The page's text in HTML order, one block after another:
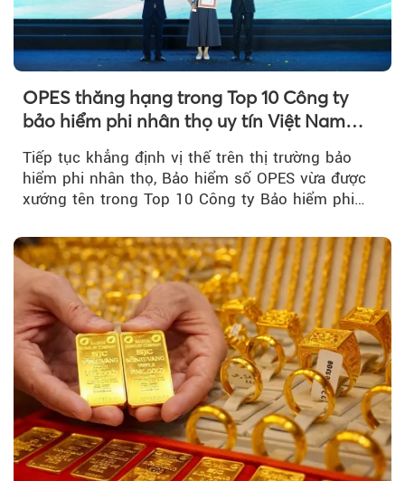
OPES thăng hạng trong Top 10 Công ty
bảo hiểm phi nhân thọ uy tín Việt Nam
Tiếp tục khẳng định vị thế trên thị trường bảo
hiểm phi nhân thọ, Bảo hiểm số OPES vừa được
xướng tên trong Top 10 Công ty Bảo hiểm phi